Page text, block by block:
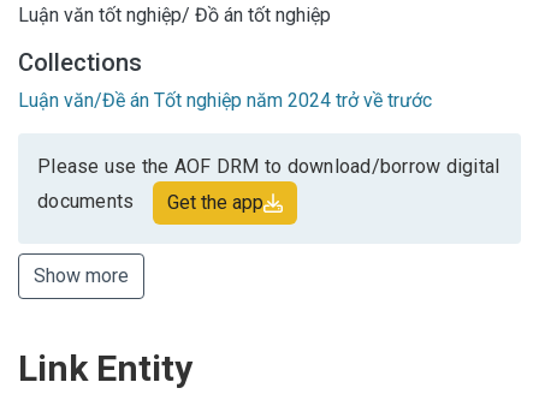
Luận văn tốt nghiệp/ Đồ án tốt nghiệp
Collections
Luận văn/Đề án Tốt nghiệp năm 2024 trở về trước
Please use the AOF DRM to download/borrow digital
documents
Get the app
Show more
Link Entity